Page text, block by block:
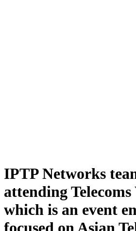
IPTP Networks
attending
which is an event